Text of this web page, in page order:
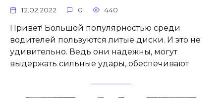
12.02.2022 0 440
Привет! Большой популярностью среди
водителей пользуются литые диски. И это не
удивительно. Ведь они надежны, могут
выдержать сильные удары, обеспечивают